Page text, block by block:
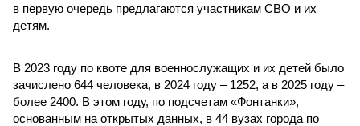
в первую очередь предлагаются участникам СВО и их
детям.
В 2023 году по квоте для военнослужащих и их детей было
зачислено 644 человека, в 2024 году – 1252, а в 2025 году –
более 2400. В этом году, по подсчетам «Фонтанки»,
основанным на открытых данных, в 44 вузах города по